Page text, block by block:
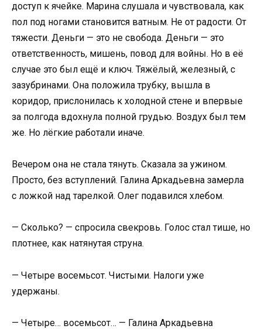
доступ к ячейке. Марина слушала и чувствовала, как
пол под ногами становится ватным. Не от радости. От
тяжести. Деньги — это не свобода. Деньги — это
ответственность, мишень, повод для войны. Но в её
случае это был ещё и ключ. Тяжёлый, железный, с
зазубринами. Она положила трубку, вышла в
коридор, прислонилась к холодной стене и впервые
за полгода вдохнула полной грудью. Воздух был тем
же. Но лёгкие работали иначе.
Вечером она не стала тянуть. Сказала за ужином.
Просто, без вступлений. Галина Аркадьевна замерла
с ложкой над тарелкой. Олег подавился хлебом.
— Сколько? — спросила свекровь. Голос стал тише, но
плотнее, как натянутая струна.
— Четыре восемьсот. Чистыми. Налоги уже
удержаны.
— Четыре… восемьсот… — Галина Аркадьевна